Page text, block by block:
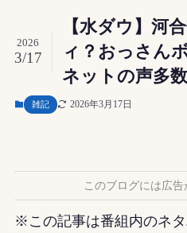
【水ダウ】河
ィ？おっさん
ネットの声多
2026
3/17
雑記 2026年3月17日
このブログには広
※この記事は番組内のネタ